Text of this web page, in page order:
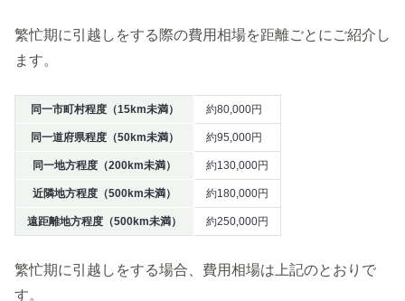
繁忙期に引越しをする際の費用相場を距離ごとにご紹介し
ます。
同一市町村程度（15km未満） 約80,000円
同一道府県程度（50km未満） 約95,000円
同一地方程度（200km未満） 約130,000円
近隣地方程度（500km未満） 約180,000円
遠距離地方程度（500km未満） 約250,000円
繁忙期に引越しをする場合、費用相場は上記のとおりで
す。